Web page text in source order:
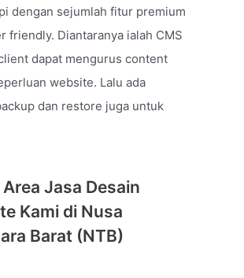
dengan sejumlah fitur premium
friendly. Diantaranya ialah CMS
dapat mengurus content
website. Lalu ada
dan restore juga untuk
Jasa Desain
Kami di Nusa
Barat (NTB)